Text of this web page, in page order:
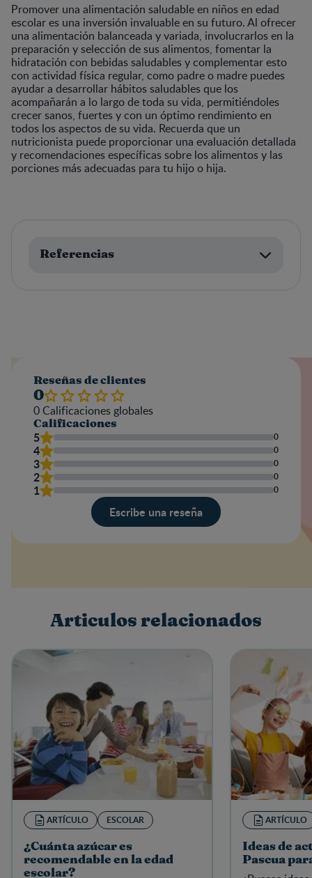
Promover una alimentación saludable en niños en edad
escolar es una inversión invaluable en su futuro. Al ofrecer
una alimentación balanceada y variada, involucrarlos en la
preparación y selección de sus alimentos, fomentar la
hidratación con bebidas saludables y complementar esto
con actividad física regular, como padre o madre puedes
ayudar a desarrollar hábitos saludables que los
acompañarán a lo largo de toda su vida, permitiéndoles
crecer sanos, fuertes y con un óptimo rendimiento en
todos los aspectos de su vida. Recuerda que un
nutricionista puede proporcionar una evaluación detallada
y recomendaciones específicas sobre los alimentos y las
porciones más adecuadas para tu hijo o hija.
Referencias
Reseñas de clientes
0
0 Calificaciones globales
Calificaciones
5 0
4 0
3 0
2 0
1 0
Escribe una reseña
Escribe una reseña
Articulos relacionados
ARTÍCULO ESCOLAR
¿Cuánta azúcar es
recomendable en la edad
escolar?
ARTÍCULO
Ideas de
Pascua